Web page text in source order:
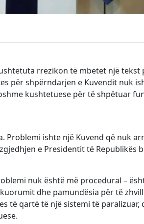
rrezikon të mbetet një tekst
për shpërndarjen e Kuvendit nuk
kushtetuese për të shpëtuar
Problemi ishte një Kuvend që nuk
e Presidentit të Republikës
nuk është më procedural –
dhe pamundësia për të
të qartë të një sistemi të paralizuar,